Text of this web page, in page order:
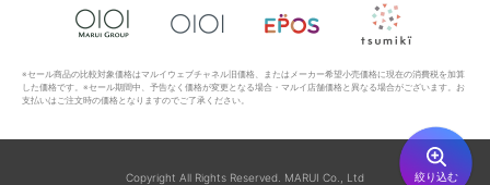
※セール商品の比較対象価格はマルイウェブチャネル旧価格、またはメーカー希望小売価格に現在の消費税を加算
した価格です。※セール期間中、予告なく価格が変更となる場合・マルイ店舗価格と異なる場合がございます。お
支払いはご注文時の価格となりますのでご了承ください。
Copyright All Rights Reserved. MARUI Co., Ltd 絞り込む